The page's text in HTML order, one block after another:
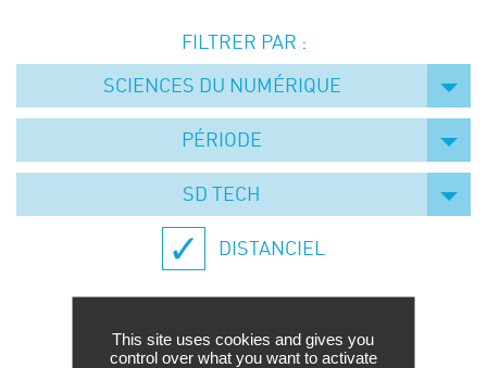
Symposium on Chain Transfer Catalysis for
sustainability – September 15 and 16, 2026
FRENCH-CHINESE CONFERENCE ON GREEN
Contacts
FILTRER PAR :
SCIENCES DU NUMÉRIQUE
PÉRIODE
SD TECH
DISTANCIEL
This site uses cookies and gives you
control over what you want to activate